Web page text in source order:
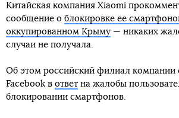
Китайская компания Xiaomi
сообщение о блокировке ее
оккупированном Крыму — никаких
случаи не получала.
Об этом российский филиал компании
Facebook в ответ на жалобы
блокировании смартфонов.